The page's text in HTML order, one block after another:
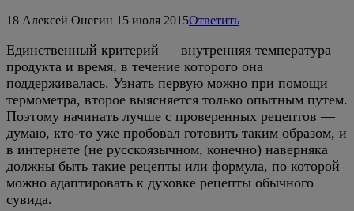
18 Алексей Онегин 15 июля 2015Ответить
Единственный критерий — внутренняя температура
продукта и время, в течение которого она
поддерживалась. Узнать первую можно при помощи
термометра, второе выясняется только опытным путем.
Поэтому начинать лучше с проверенных рецептов —
думаю, кто-то уже пробовал готовить таким образом, и
в интернете (не русскоязычном, конечно) наверняка
должны быть такие рецепты или формула, по которой
можно адаптировать к духовке рецепты обычного
сувида.